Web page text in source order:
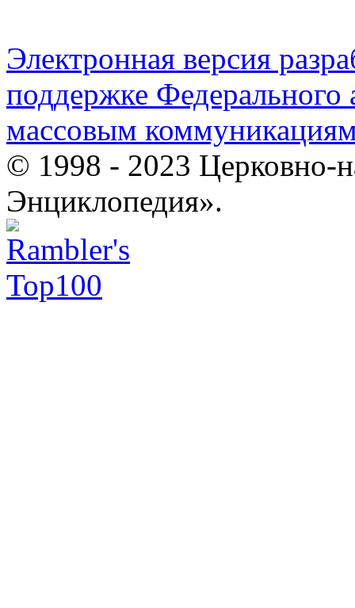
Электронная версия
поддержке Федерального
массовым
© 1998 - 2023 Церковно-
Энциклопедия».